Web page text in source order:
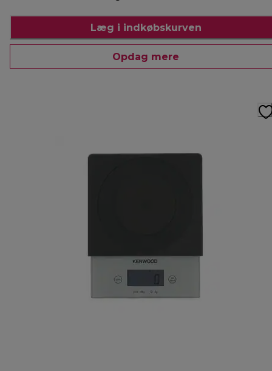
Læg i indkøbskurven
Opdag mere